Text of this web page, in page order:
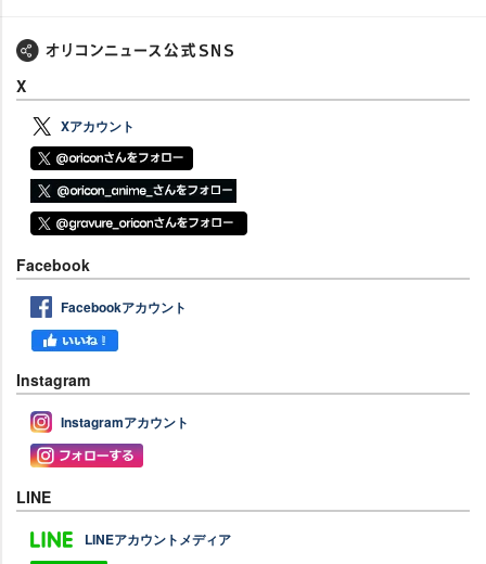
X
Xアカウント
Facebook
Facebookアカウント
Instagram
Instagramアカウント
LINE
LINEアカウントメディア